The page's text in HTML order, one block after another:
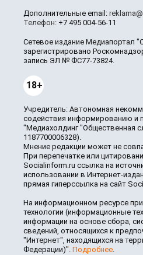
Дополнительные email:
Телефон: +7 495 004-56-11
Сетевое издание Медиапортал
зарегистрировано
запись ЭЛ № ФС77-73824.
18+
Учредитель: Автономная
содействия информированию и
"Медиахолдинг "Общественная
1187700006328).
Мнение редакции может не
При перепечатке или
Socialinform.ru ссылка на
использовании в Интернет-
прямая гиперссылка на сайт
На информационном ресурсе
технологии (информационные
информации на основе сбора,
сведений, относящихся к
"Интернет", находящихся на
Федерации)". Подробнее.